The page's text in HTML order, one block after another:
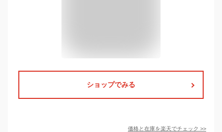
ショップでみる
価格と在庫を楽天でチェック >>